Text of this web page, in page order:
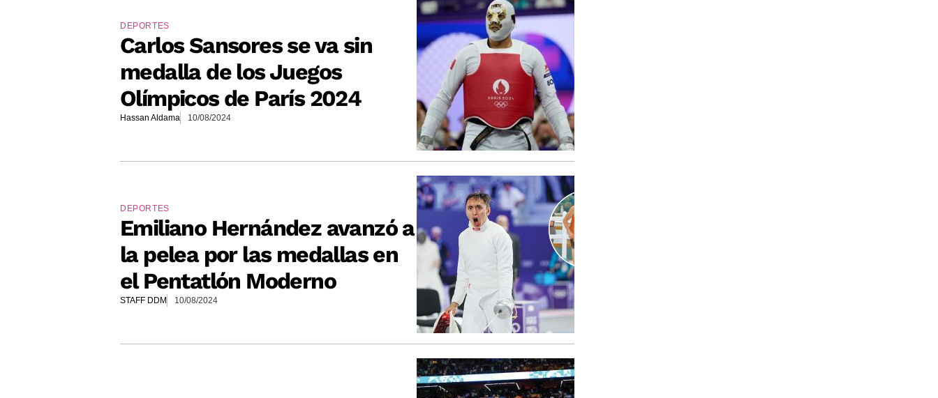
DEPORTES
Carlos Sansores se va sin
medalla de los Juegos
Olímpicos de París 2024
Hassan Aldama 10/08/2024
DEPORTES
Emiliano Hernández avanzó a
la pelea por las medallas en
el Pentatlón Moderno
STAFF DDM 10/08/2024